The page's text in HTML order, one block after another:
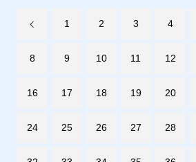
1 2 3 4
8 9 10 11 12
16 17 18 19 20
24 25 26 27 28